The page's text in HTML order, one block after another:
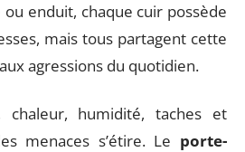
enduit, chaque cuir possède
mais tous partagent cette
agressions du quotidien.
chaleur, humidité, taches et
menaces s’étire. Le porte-